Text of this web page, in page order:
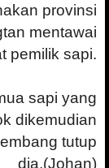
provinsi
mentawai
pemilik sapi.
sapi yang
dikemudian
tutup
dia.(Johan)